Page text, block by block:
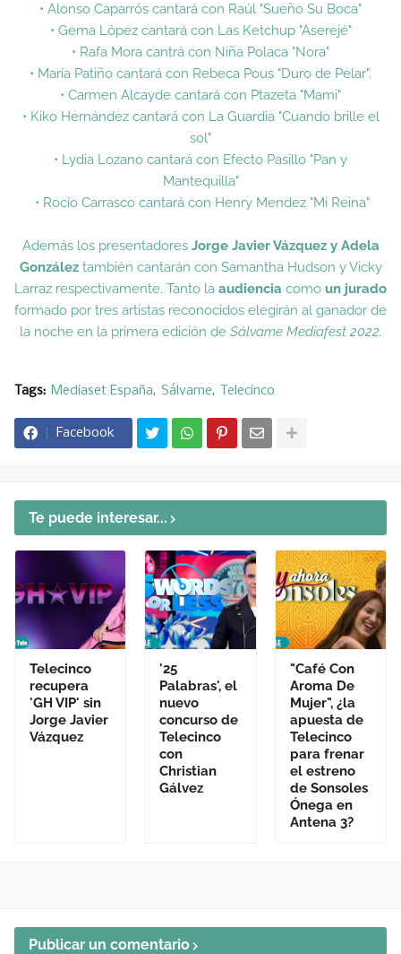
• Alonso Caparrós cantará con Raúl "Sueño Su Boca"
• Gema López cantará con Las Ketchup "Aserejé"
• Rafa Mora cantrá con Niña Polaca "Nora"
• María Patiño cantará con Rebeca Pous "Duro de Pelar".
• Carmen Alcayde cantará con Ptazeta "Mami"
• Kiko Hernández cantará con La Guardia "Cuando brille el
sol"
• Lydia Lozano cantará con Efecto Pasillo "Pan y
Mantequilla"
• Rocío Carrasco cantará con Henry Mendez "Mi Reina"
Además los presentadores Jorge Javier Vázquez y Adela
González también cantarán con Samantha Hudson y Vicky
Larraz respectivamente. Tanto la audiencia como un jurado
formado por tres artistas reconocidos elegirán al ganador de
la noche en la primera edición de Sálvame Mediafest 2022.
Tags: Mediaset España Sálvame Telecinco
Facebook
Te puede interesar...
Telecinco
recupera
'GH VIP' sin
Jorge Javier
Vázquez
'25
Palabras', el
nuevo
concurso de
Telecinco
con
Christian
Gálvez
"Café Con
Aroma De
Mujer", ¿la
apuesta de
Telecinco
para frenar
el estreno
de Sonsoles
Ónega en
Antena 3?
Publicar un comentario